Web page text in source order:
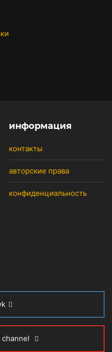
информация
контакты
авторские права
конфиденциальность